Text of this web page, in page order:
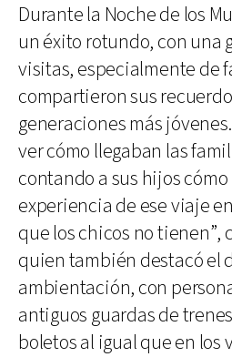
Durante la Noche de los
un éxito rotundo, con una
visitas, especialmente de
compartieron sus
generaciones más
ver cómo llegaban las
contando a sus hijos
experiencia de ese viaje
que los chicos no tienen”,
quien también destacó el
ambientación, con
antiguos guardas de
boletos al igual que en los